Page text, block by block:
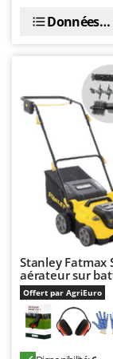
McCulloch
MCH
Michelin
Mille
Minox
Mockmill
More than
MOVA
Mowox
MTD
Données
Stanley Fatmax
aérateur sur
Offert par AgriEuro